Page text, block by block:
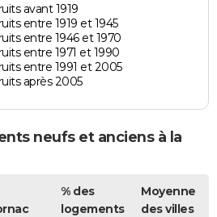
avant 1919
entre 1919 et 1945
entre 1946 et 1970
entre 1971 et 1990
entre 1991 et 2005
après 2005
neufs et anciens à la
% des
logements
Moyenne
des villes